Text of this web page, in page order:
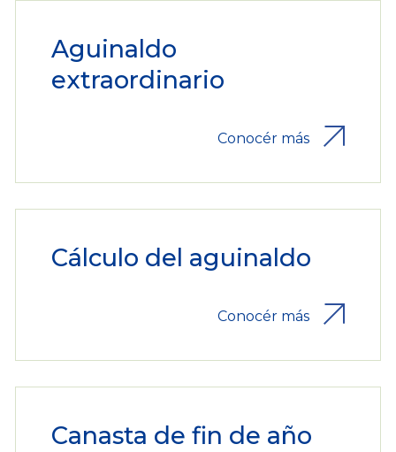
Aguinaldo
extraordinario
Conocér más
Cálculo del aguinaldo
Conocér más
Canasta de fin de año